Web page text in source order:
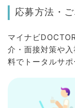
応募方法・
マイナビ
介・面接対策や
料でトータルサポ